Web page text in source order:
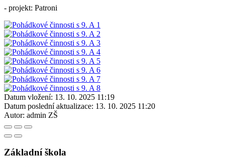
- projekt: Patroni
Datum vložení: 13. 10. 2025 11:19
Datum poslední aktualizace: 13. 10. 2025 11:20
Autor: admin ZŠ
Základní škola